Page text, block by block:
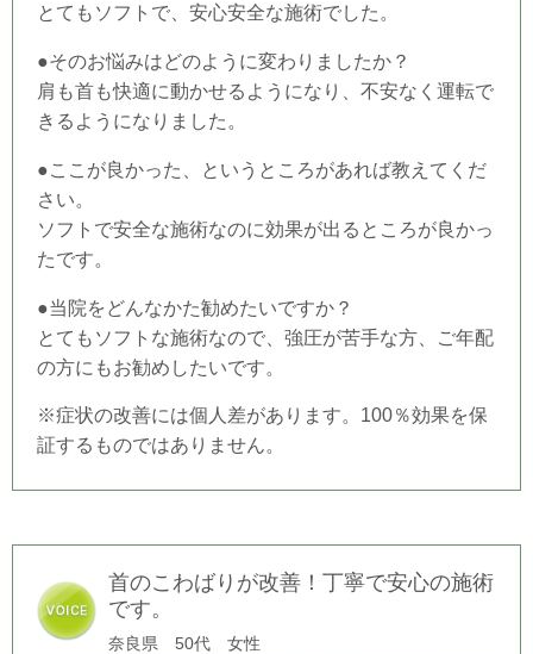
とてもソフトで、安心安全な施術でした。
●そのお悩みはどのように変わりましたか？
肩も首も快適に動かせるようになり、不安なく運転で
きるようになりました。
●ここが良かった、というところがあれば教えてくだ
さい。
ソフトで安全な施術なのに効果が出るところが良かっ
たです。
●当 院をどんなかた勧めたいですか？
とてもソフトな施術なので、強圧が苦手な方、ご年配
の方にもお勧めしたいです。
※症状の改善には個人差があります。100％効果を保
証するものではありません。
首のこわばりが改善！丁寧で安心の施術
です。
奈良県 50代 女性